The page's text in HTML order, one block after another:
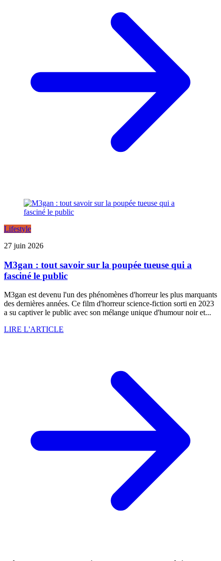
Lifestyle
27 juin 2026
M3gan : tout savoir sur la poupée tueuse qui a
fasciné le public
M3gan est devenu l'un des phénomènes d'horreur les plus marquants
des dernières années. Ce film d'horreur science-fiction sorti en 2023
a su captiver le public avec son mélange unique d'humour noir et...
LIRE L'ARTICLE